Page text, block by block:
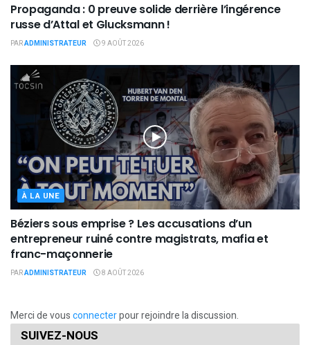
Propaganda : 0 preuve solide derrière l’ingérence
russe d’Attal et Glucksmann !
PARADMINISTRATEUR 9 AOÛT 2026
À LA UNE
Béziers sous emprise ? Les accusations d’un
entrepreneur ruiné contre magistrats, mafia et
franc-maçonnerie
PARADMINISTRATEUR 8 AOÛT 2026
Merci de vousconnecterpour rejoindre la discussion.
SUIVEZ-NOUS